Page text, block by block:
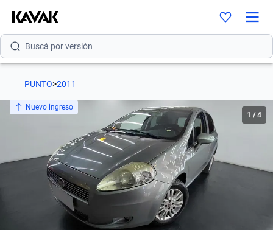
Buscá por modelo
Buscá por versión
Buscá por marca
Buscá por versión
Buscá por año
PUNTO>2011
Nuevo ingreso
1 /4